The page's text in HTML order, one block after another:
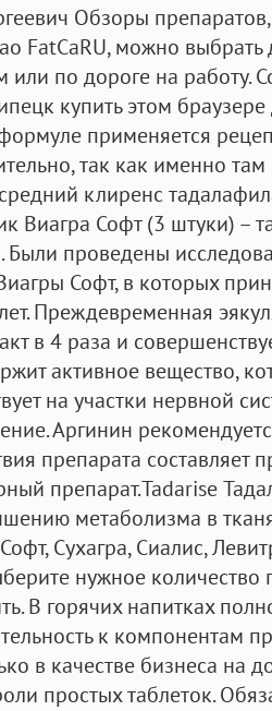
Обзоры
FatCaRU, можно
по дороге на работу.
купить этом
применяется
так как именно
клиренс
Виагра Софт (3 штуки) –
проведены
Софт, в которых
Преждевременная
в 4 раза и
активное вещество,
на участки нервной
Аргинин
препарата составляет
препарат.Tadarise
метаболизма в
Сухагра, Сиалис,
нужное количество
В горячих напитках
к компонентам
в качестве бизнеса на
простых таблеток.